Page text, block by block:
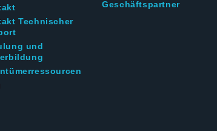
Technischer
und
Geschäftspartner